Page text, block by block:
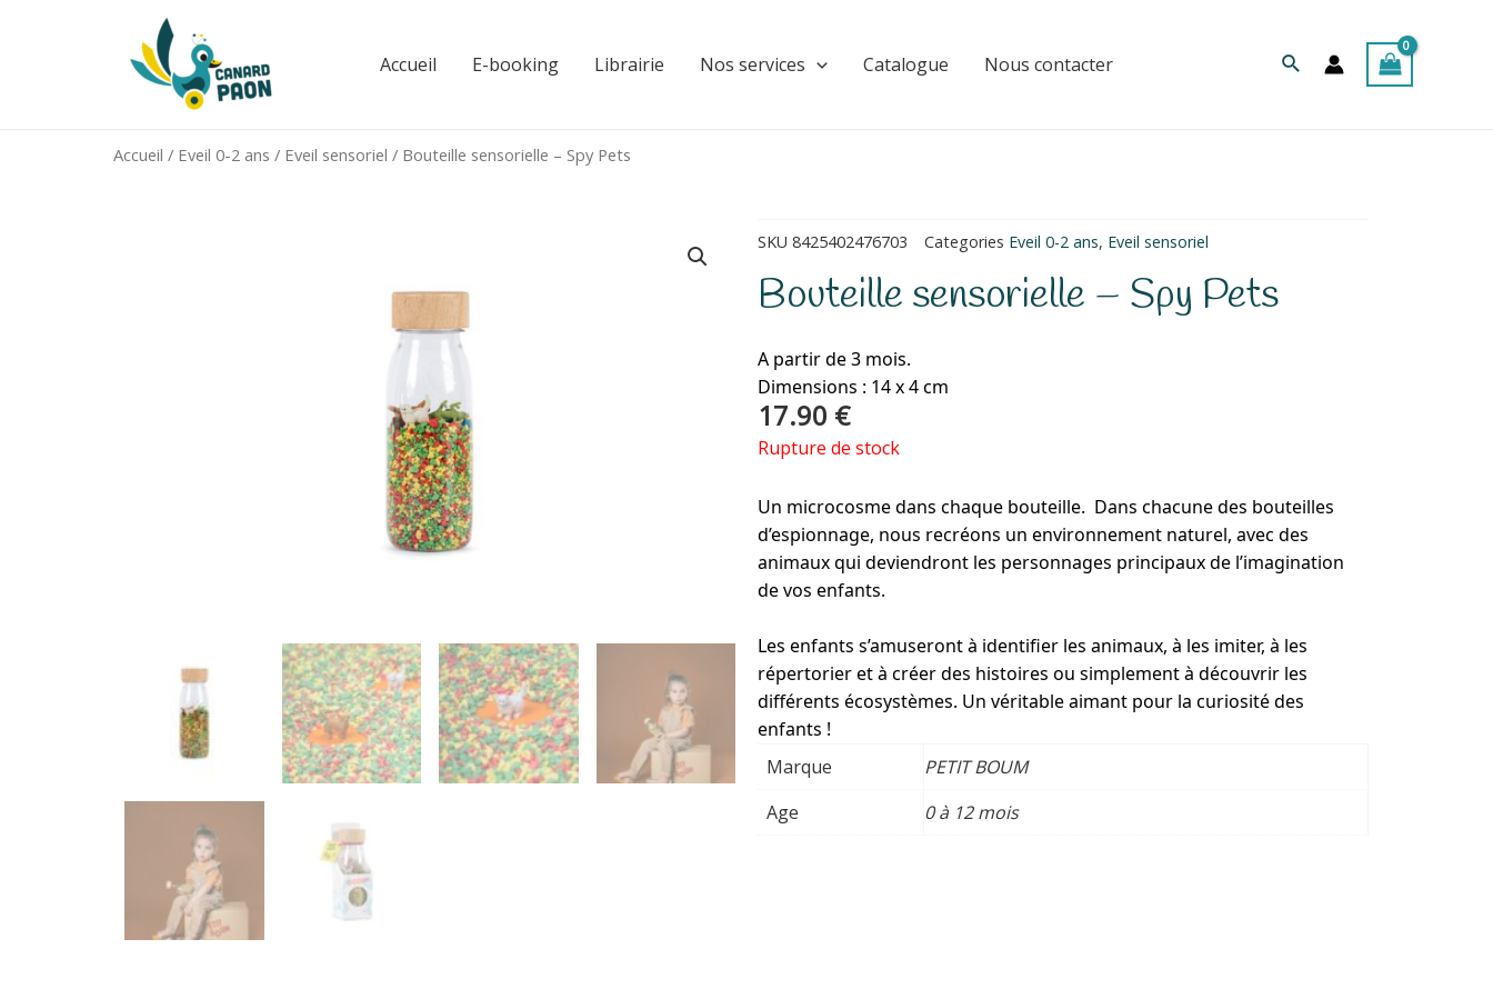
Accueil E-booking Librairie Nos services Catalogue Nous contacter Rechercher
Accueil / Eveil 0-2 ans / Eveil sensoriel / Bouteille sensorielle – Spy Pets
SKU 8425402476703 Categories Eveil 0-2 ans, Eveil sensoriel
Bouteille sensorielle – Spy Pets
A partir de 3 mois.
Dimensions : 14 x 4 cm
17.90 €
Rupture de stock
Un microcosme dans chaque bouteille. Dans chacune des bouteilles
d’espionnage, nous recréons un environnement naturel, avec des
animaux qui deviendront les personnages principaux de l’imagination
de vos enfants.
Les enfants s’amuseront à identifier les animaux, à les imiter, à les
répertorier et à créer des histoires ou simplement à découvrir les
différents écosystèmes. Un véritable aimant pour la curiosité des
enfants !
Marque
PETIT BOUM
Age
0 à 12 mois